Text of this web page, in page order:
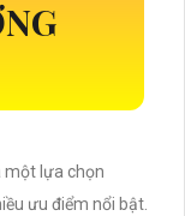
một lựa chọn
ưu điểm nổi bật.